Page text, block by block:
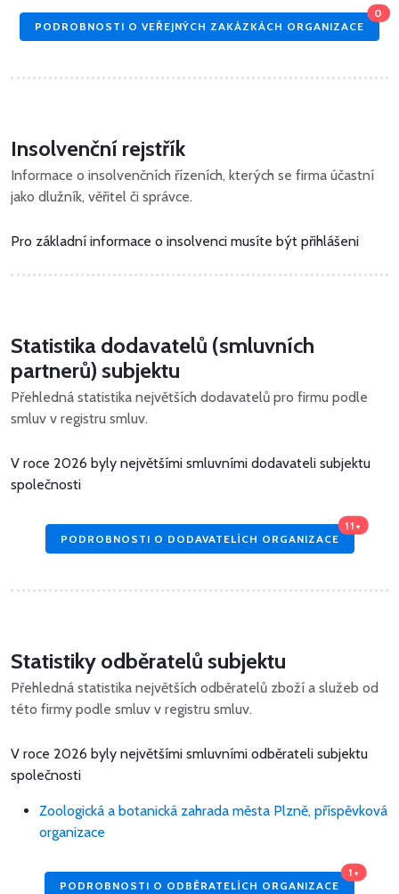
PODROBNOSTI O VEŘEJNÝCH ZAKÁZKÁCH ORGANIZACE
0
Insolvenční rejstřík
Informace o insolvenčních řízeních, kterých se firma účastní
jako dlužník, věřitel či správce.
Pro základní informace o insolvenci musíte být přihlášeni
Statistika dodavatelů (smluvních
partnerů) subjektu
Přehledná statistika největších dodavatelů pro firmu podle
smluv v registru smluv.
V roce 2026 byly největšími smluvními dodavateli subjektu
společnosti
PODROBNOSTI O DODAVATELÍCH ORGANIZACE
11+
Statistiky odběratelů subjektu
Přehledná statistika největších odběratelů zboží a služeb od
této firmy podle smluv v registru smluv.
V roce 2026 byly největšími smluvními odběrateli subjektu
společnosti
Zoologická a botanická zahrada města Plzně, příspěvková
organizace
PODROBNOSTI O ODBĚRATELÍCH ORGANIZACE
1+